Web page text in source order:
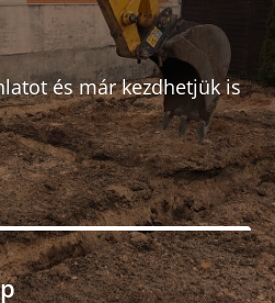
és már kezdhetjük is